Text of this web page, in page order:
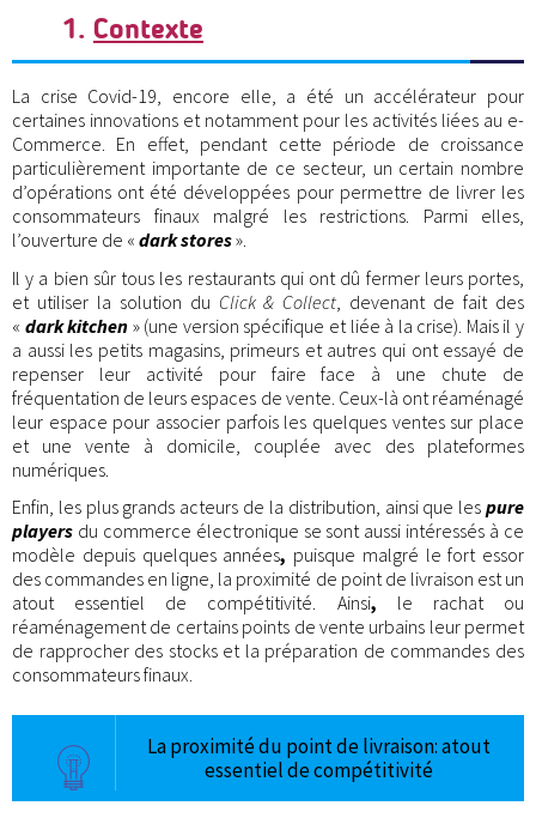
1. Contexte
La crise Covid-19, encore elle, a été un accélérateur pour
certaines innovations et notamment pour les activités liées au e-
Commerce. En effet, pendant cette période de croissance
particulièrement importante de ce secteur, un certain nombre
d’opérations ont été développées pour permettre de livrer les
consommateurs finaux malgré les restrictions. Parmi elles,
l’ouverture de « dark stores».
Il y a bien sûr tous les restaurants qui ont dû fermer leurs portes,
et utiliser la solution du Click & Collect , devenant de fait des
« dark kitchen » (une version spécifique et liée à la crise). Mais il y
a aussi les petits magasins, primeurs et autres qui ont essayé de
repenser leur activité pour faire face à une chute de
fréquentation de leurs espaces de vente. Ceux-là ont réaménagé
leur espace pour associer parfois les quelques ventes sur place
et une vente à domicile, couplée avec des plateformes
numériques.
Enfin, les plus grands acteurs de la distribution, ainsi que les pure
players du commerce électronique se sont aussi intéressés à ce
modèle depuis quelques années, puisque malgré le fort essor
des commandes en ligne, la proximité de point de livraison est un
atout essentiel de compétitivité. Ainsi, le rachat ou
réaménagement de certains points de vente urbains leur permet
de rapprocher des stocks et la préparation de commandes des
consommateurs finaux.
La proximité du point de livraison: atout
essentiel de compétitivité